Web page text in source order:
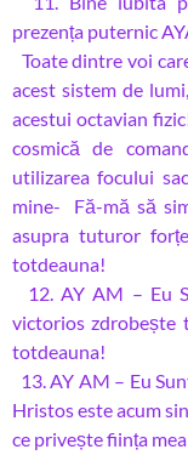
prezența puternic
Toate dintre voi
acest sistem de
acestui octavian
cosmică de
utilizarea focului
mine- Fă-mă să
asupra tuturor
totdeauna!
12. AY AM – Eu
victorios zdrobește
totdeauna!
13. AY AM – Eu
Hristos este acum
ce privește ființa